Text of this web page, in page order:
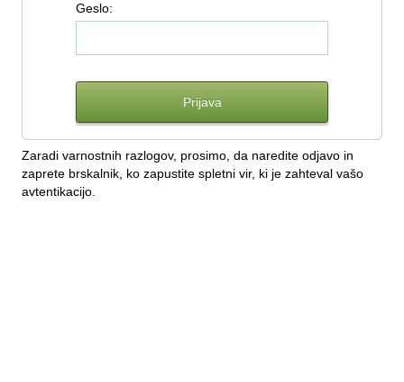
Geslo:
Zaradi varnostnih razlogov, prosimo, da naredite odjavo in
zaprete brskalnik, ko zapustite spletni vir, ki je zahteval vašo
avtentikacijo.